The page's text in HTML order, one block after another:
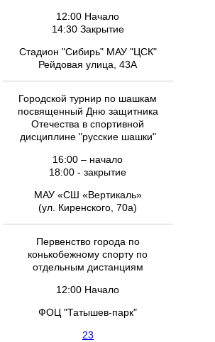
12:00 Начало
14:30 Закрытие
Стадион "Сибирь" МАУ "ЦСК"
Рейдовая улица, 43А
Городской турнир по шашкам
посвященный Дню защитника
Отечества в спортивной
дисциплине "русские шашки"
16:00 – начало
18:00 - закрытие
МАУ «СШ «Вертикаль»
(ул. Киренского, 70а)
Первенство города по
конькобежному спорту по
отдельным дистанциям
12:00 Начало
ФОЦ "Татышев-парк"
23